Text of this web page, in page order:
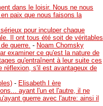
dans le loisir. Nous ne nous
paix que nous faisons la
pour inculper chaque
Il ont tous été soit de véritables
guerre. - Noam Chomsky
examiner ce qu'est la nature de
qu'entraînent à leur suite ces
réflexion, s'il est avantageux de
- Elisabeth I ère
ayant l'un et l'autre, il ne
guerre avec l'autre: ainsi il